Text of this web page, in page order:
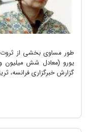
گزارش خبرگزاری فرانسه، ثریا...